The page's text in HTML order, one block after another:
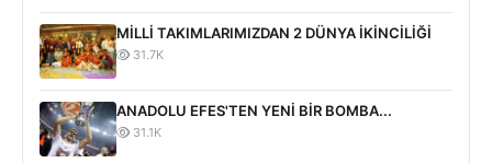
MİLLİ TAKIMLARIMIZDAN 2 DÜNYA İKİNCİLİĞİ
31.7K
ANADOLU EFES'TEN YENİ BİR BOMBA...
31.1K